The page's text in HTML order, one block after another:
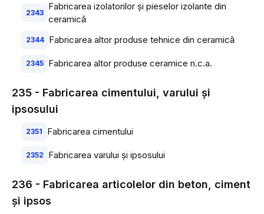
2343
Fabricarea izolatorilor şi pieselor izolante din
ceramică
2344 Fabricarea altor produse tehnice din ceramică
2345 Fabricarea altor produse ceramice n.c.a.
235 - Fabricarea cimentului, varului şi
ipsosului
2351 Fabricarea cimentului
2352 Fabricarea varului şi ipsosului
236 - Fabricarea articolelor din beton, ciment
şi ipsos